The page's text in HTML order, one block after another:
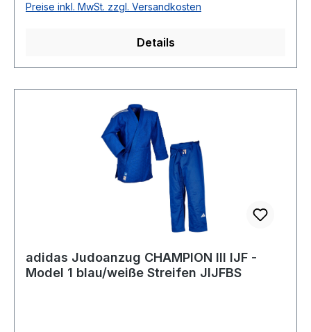
Preise inkl. MwSt. zzgl. Versandkosten
Details
adidas Judoanzug CHAMPION III IJF -
Model 1 blau/weiße Streifen JIJFBS